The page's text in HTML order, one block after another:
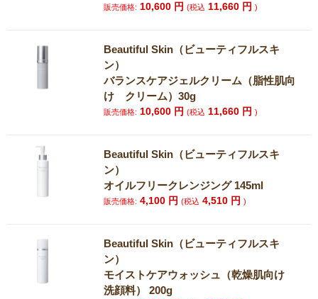
販売価格: 10,600 円(税込 11,660 円)
Beautiful Skin（ビューティフルスキ
ン）
バランスケアジェルクリーム（脂性肌向
け クリーム）30g
販売価格: 10,600 円(税込 11,660 円)
Beautiful Skin（ビューティフルスキ
ン）
オイルフリークレンジング 145ml
販売価格: 4,100 円(税込 4,510 円)
Beautiful Skin（ビューティフルスキ
ン）
モイストケアウォッシュ（乾燥肌向け
洗顔料） 200g